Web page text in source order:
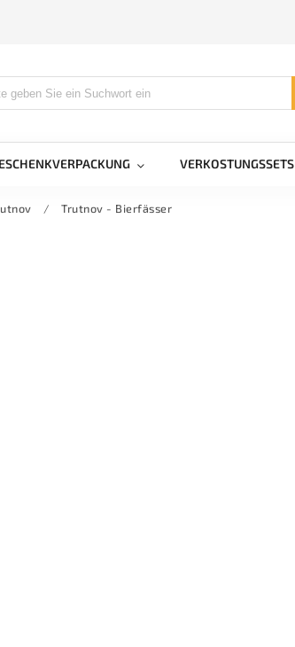
VERKOSTUNGSSETS
/ Trutnov - Bierfässer